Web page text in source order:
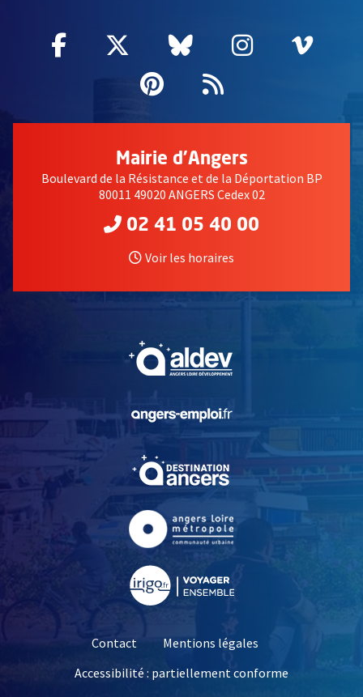
Facebook
, Ouvre une nouvelle fenêtre
Twitter
, Ouvre une nouvelle
Bluesky
, Ouvre une
Instagram
, Ouvre
,
Pinterest
, Ouvre une
Flux RSS
Mairie d'Angers
Boulevard de la Résistance et de la Déportation BP
80011 49020 ANGERS Cedex 02
02 41 05 40 00
Voir les horaires
, Ouvre une nouvelle
, Ouvre une nouvelle
Contact
Mentions légales
Accessibilité : partiellement conforme